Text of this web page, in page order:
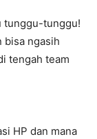
tunggu-tunggu!
bisa ngasih
tengah team
HP dan mana